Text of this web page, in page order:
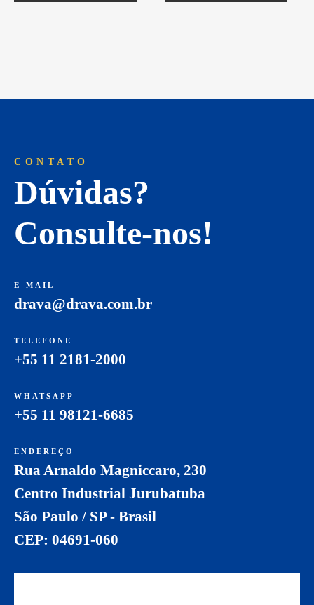
CONTATO
Dúvidas?
Consulte-nos!
E-MAIL
drava@drava.com.br
TELEFONE
+55 11 2181-2000
WHATSAPP
+55 11 98121-6685
ENDEREÇO
Rua Arnaldo Magniccaro, 230
Centro Industrial Jurubatuba
São Paulo / SP - Brasil
CEP: 04691-060